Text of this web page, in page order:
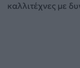
καλλιτέχνες με